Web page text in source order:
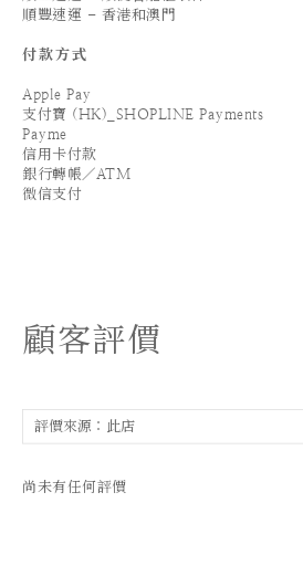
順豐速運 - 香港和澳門
付款方式
Apple Pay
支付寶 (HK)_SHOPLINE Payments
Payme
信用卡付款
銀行轉帳／ATM
微信支付
顧客評價
尚未有任何評價